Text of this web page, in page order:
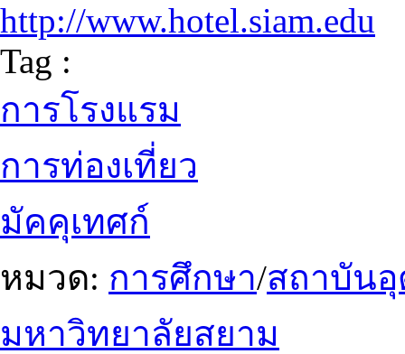
http://www.hotel.siam.edu
Tag :
การโรงแรม
การท่องเที่ยว
มัคคุเทศก์
หมวด: การศึกษา/สถาบัน
มหาวิทยาลัยสยาม